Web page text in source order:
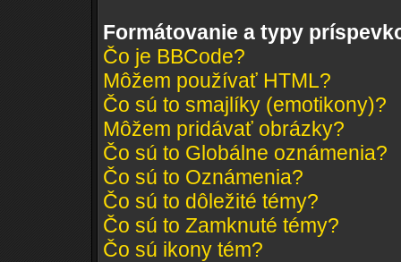
Formátovanie a typy
Čo je BBCode?
Môžem používať HTML?
Čo sú to smajlíky (emotikony)?
Môžem pridávať obrázky?
Čo sú to Globálne oznámenia?
Čo sú to Oznámenia?
Čo sú to dôležité témy?
Čo sú to Zamknuté témy?
Čo sú ikony tém?